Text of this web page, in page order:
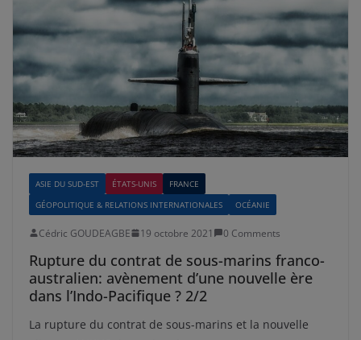
ASIE DU SUD-EST ÉTATS-UNIS
FRANCE
GÉOPOLITIQUE & RELATIONS INTERNATIONALES
OCÉANIE
Cédric GOUDEAGBE 19 octobre 2021 0 Comments
Rupture du contrat de sous-marins franco-
australien: avènement d’une nouvelle ère
dans l’Indo-Pacifique ? 2/2
La rupture du contrat de sous-marins et la nouvelle